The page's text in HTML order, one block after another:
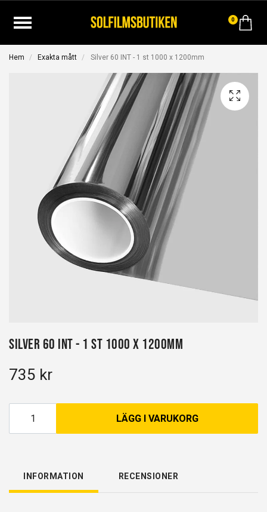
0
Hem Exakta mått Silver 60 INT - 1 st 1000 x 1200mm
Silver 60 INT - 1 st 1000 x 1200mm
735 kr
LÄGG I VARUKORG
INFORMATION RECENSIONER